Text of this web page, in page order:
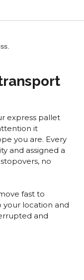
express pallet
it
you are. Every
and assigned a
no
fast to
your location and
and